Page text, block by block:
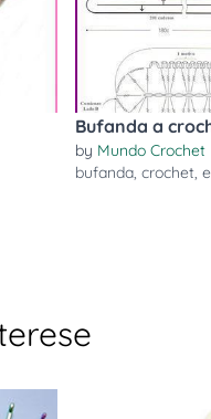
Bufanda a
by Mundo Crochet
bufanda, crochet,